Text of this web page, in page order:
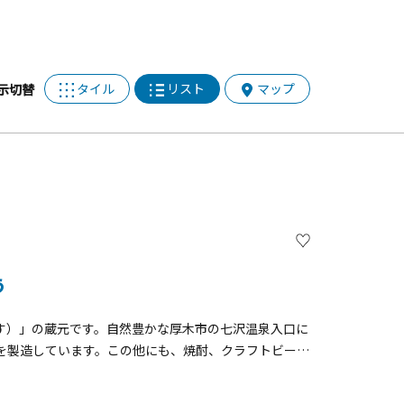
切替 タイル リスト マップ
」の蔵元です。自然豊かな厚木市の七沢温泉入口に
造しています。この他にも、焼酎、クラフトビール